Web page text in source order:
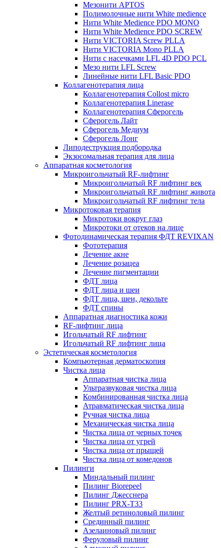
Мезонити APTOS
Полимолочные нити White medience
Нити White Medience PDO MONO
Нити White Medience PDO SCREW
Нити VICTORIA Screw PLLA
Нити VICTORIA Mono PLLA
Нити с насечками LFL 4D PDO PCL
Мезо нити LFL Screw
Линейные нити LFL Basic PDO
Коллагенотерапия лица
Коллагенотерапия Collost micro
Коллагенотерапия Linerase
Коллагенотерапия Сферогель
Сферогель Лайт
Сферогель Медиум
Сферогель Лонг
Липодеструкция подбородка
Экзосомальная терапия для лица
Аппаратная косметология
Микроигольчатый RF-лифтинг
Микроигольчатый RF лифтинг век
Микроигольчатый RF лифтинг живота
Микроигольчатый RF лифтинг тела
Микротоковая терапия
Микротоки вокруг глаз
Микротоки от отеков на лице
Фотодинамическая терапия ФДТ REVIXAN
Фототерапия
Лечение акне
Лечение розацеа
Лечение пигментации
ФДТ лица
ФДТ лица и шеи
ФДТ лица, шеи, декольте
ФДТ спины
Аппаратная диагностика кожи
RF-лифтинг лица
Игольчатый RF лифтинг
Игольчатый RF лифтинг лица
Эстетическая косметология
Компьютерная дерматоскопия
Чистка лица
Аппаратная чистка лица
Ультразвуковая чистка лица
Комбинированная чистка лица
Атравматическая чистка лица
Ручная чистка лица
Механическая чистка лица
Чистка лица от черных точек
Чистка лица от угрей
Чистка лица от прыщей
Чистка лица от комедонов
Пилинги
Миндальный пилинг
Пилинг Biorepeel
Пилинг Джесснера
Пилинг PRX-T33
Желтый ретиноловый пилинг
Срединный пилинг
Азелаиновый пилинг
Феруловый пилинг